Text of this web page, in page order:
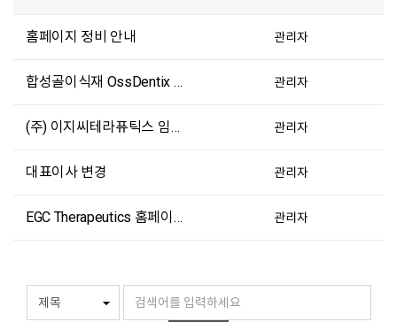
홈페이지 정비 안내 관리자
합성골이식재 OssDentix 상표 등록 관리자
(주) 이지씨테라퓨틱스 임상 GMP 적합 인정 관리자
대표이사 변경 관리자
EGC Therapeutics 홈페이지가 개설되었습니다. 관리자